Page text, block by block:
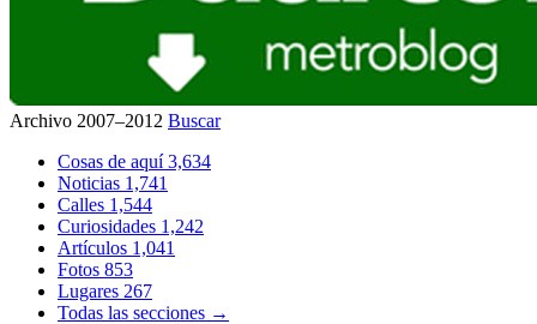
Archivo 2007–2012 Buscar
Cosas de aquí3,634
Noticias 1,741
Calles 1,544
Curiosidades 1,242
Artículos 1,041
Fotos 853
Lugares 267
Todas las secciones →